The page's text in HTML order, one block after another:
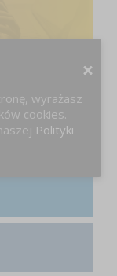
wyrażasz
cookies.
Polityki